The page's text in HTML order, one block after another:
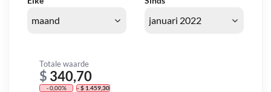
Totale waarde
$ 340,70
- 0,00% - $ 1.459,30